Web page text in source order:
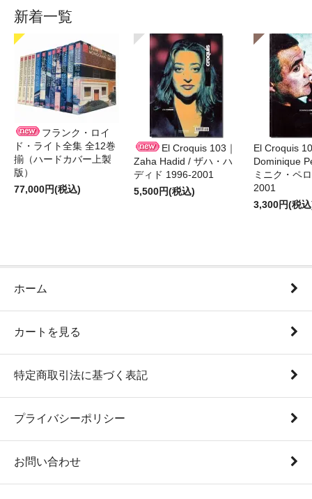
新着一覧
フランク・ロイ
ド・ライト全集 全12巻
揃（ハードカバー上製
版）
77,000円(税込)
El Croquis 103｜
Zaha Hadid / ザハ・ハ
ディド 1996-2001
5,500円(税込)
El Croquis
Dominique
ミニク・ペ
2001
3,300円(税
ホーム
カートを見る
特定商取引法に基づく表記
プライバシーポリシー
お問い合わせ